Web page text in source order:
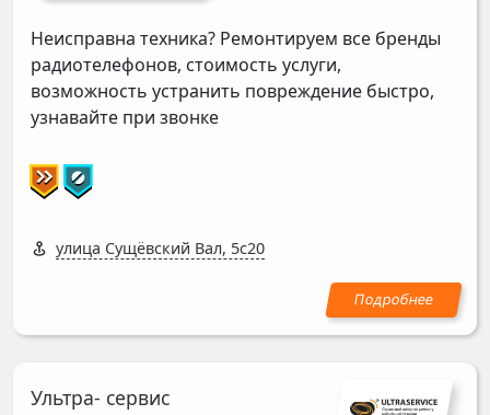
Неисправна техника? Ремонтируем все бренды
радиотелефонов, стоимость услуги,
возможность устранить повреждение быстро,
узнавайте при звонке
улица Сущёвский Вал, 5с20
Ультра- сервис